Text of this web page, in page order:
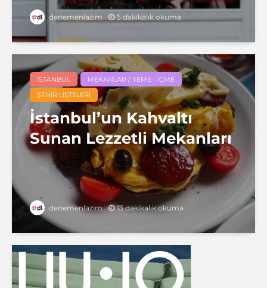
denemenlazım 5 dakikalık okuma
İSTANBUL
MEKANLAR / YEME - İÇME
ŞEHIR LISTELERI
İstanbul’un Kahvaltı
Sunan Lezzetli Mekanları
denemenlazım 13 dakikalık okuma